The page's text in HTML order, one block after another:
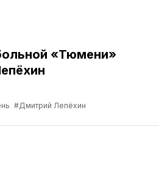
«Тюмени»
#Дмитрий Лепёхин